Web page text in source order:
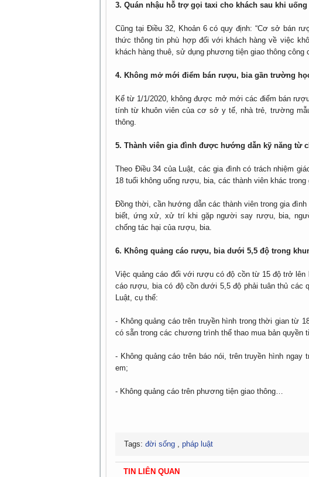
3. Quán nhậu hỗ trợ gọi taxi cho khách sau khi
Cũng tại Điều 32, Khoản 6 có quy định: “Cơ sở bán
thức thông tin phù hợp đối với khách hàng về việc
khách hàng thuê, sử dụng phương tiện giao thông công
4. Không mở mới điểm bán rượu, bia gần trường
Kể từ 1/1/2020, không được mở mới các điểm bán
tính từ khuôn viên của cơ sở y tế, nhà trẻ, trường
thông.
5. Thành viên gia đình được hướng dẫn kỹ năng từ
Theo Điều 34 của Luật, các gia đình có trách nhiệm
18 tuổi không uống rượu, bia, các thành viên khác
Đồng thời, cần hướng dẫn các thành viên trong gia
biết, ứng xử, xử trí khi gặp người say rượu, bia,
chống tác hại của rượu, bia.
6. Không quảng cáo rượu, bia dưới 5,5 độ trong
Việc quảng cáo đối với rượu có độ cồn từ 15 độ trở
cáo rượu, bia có độ cồn dưới 5,5 độ phải tuân thủ các
Luật, cụ thể:
- Không quảng cáo trên truyền hình trong thời gian từ
có sẵn trong các chương trình thể thao mua bản
- Không quảng cáo trên báo nói, trên truyền hình
em;
- Không quảng cáo trên phương tiện giao thông…
Tags: đời sống , pháp luật
TIN LIÊN QUAN